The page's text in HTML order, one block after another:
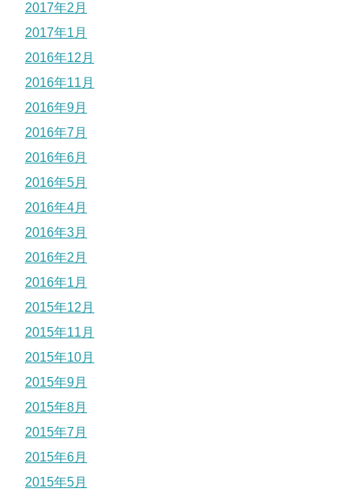
2017年2月
2017年1月
2016年12月
2016年11月
2016年9月
2016年7月
2016年6月
2016年5月
2016年4月
2016年3月
2016年2月
2016年1月
2015年12月
2015年11月
2015年10月
2015年9月
2015年8月
2015年7月
2015年6月
2015年5月